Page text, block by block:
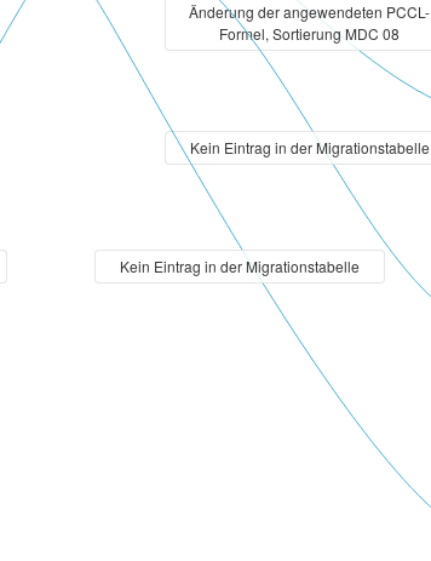
Änderung der angewendeten PCCL-
Formel, Sortierung MDC 08
Kein Eintrag in der Migrationstabelle
Kein Eintrag in der Migrationstabelle